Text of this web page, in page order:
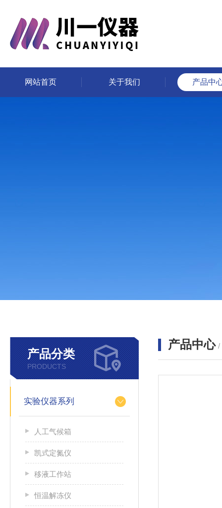
网站首页 关于我们 产品中
产品分类
PRODUCTS
实验仪器系列
人工气候箱
凯式定氮仪
移液工作站
恒温解冻仪
产品中心 /